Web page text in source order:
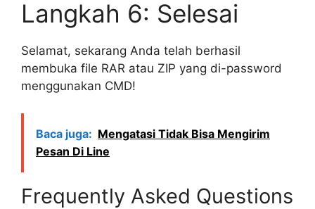
Langkah 6: Selesai
Selamat, sekarang Anda telah berhasil
membuka file RAR atau ZIP yang di-password
menggunakan CMD!
Baca juga: Mengatasi Tidak Bisa Mengirim
Pesan Di Line
Frequently Asked Questions